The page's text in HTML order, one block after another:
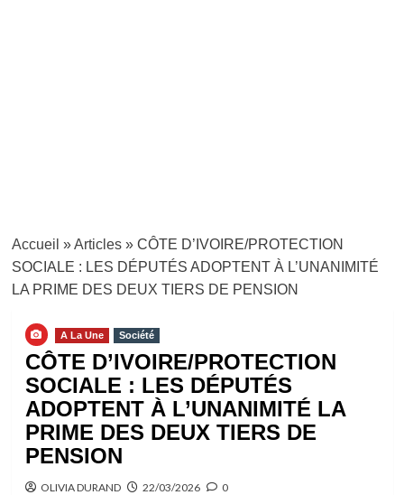
Accueil »Articles» CÔTE D’IVOIRE/PROTECTION
SOCIALE : LES DÉPUTÉS ADOPTENT À L’UNANIMITÉ
LA PRIME DES DEUX TIERS DE PENSION
A La Une Société
CÔTE D’IVOIRE/PROTECTION
SOCIALE : LES DÉPUTÉS
ADOPTENT À L’UNANIMITÉ LA
PRIME DES DEUX TIERS DE
PENSION
OLIVIA DURAND 22/03/2026 0